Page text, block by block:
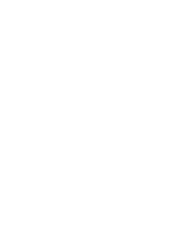
требованиям
и промышленная